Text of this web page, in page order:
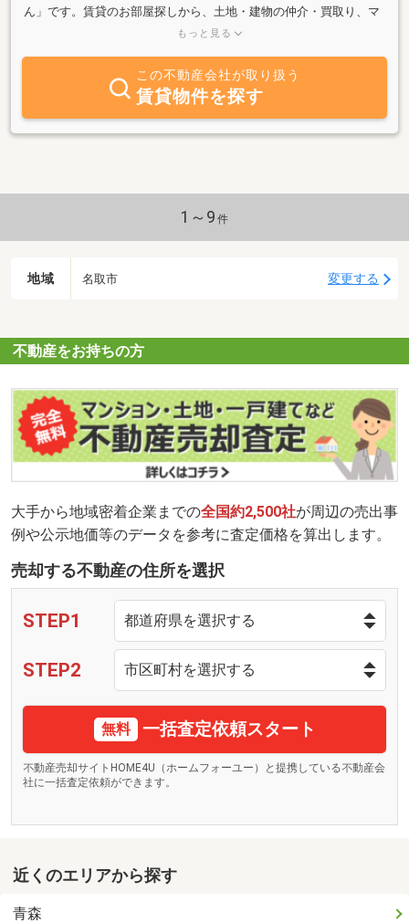
ん」です。賃貸のお部屋探しから、土地・建物の仲介・買取り、マ
ンション・アパート・駐車場の管理、入居者募集まで地域密着なら
ルにコンサルティング＆バックアップ致します！特に貸店舗・貸事
務所を強化しています。名取市～亘理町の不動産のことなら、ぜひ
弊社にお任せ下さい。
もっと見る
この不動産会社が取り扱う
賃貸物件を探す
1～9 件
地域 名取市 変更する
不動産をお持ちの方
大手から地域密着企業までの全国約2,500社が周辺の売出事
例や公示地価等のデータを参考に査定価格を算出します。
売却する不動産の住所を選択
STEP1
STEP2
無料 一括査定依頼スタート
不動産売却サイトHOME4U（ホームフォーユー）と提携している不動産会
社に一括査定依頼ができます。
近くのエリアから探す
青森